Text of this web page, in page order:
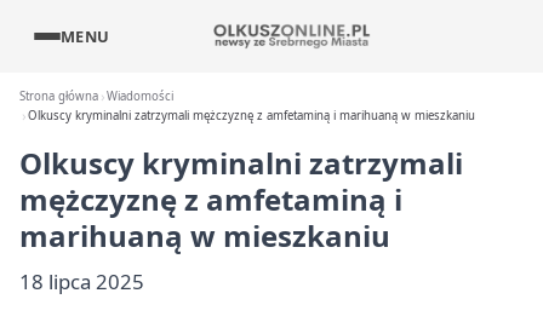
MENU
Strona główna Wiadomości
Olkuscy kryminalni zatrzymali mężczyznę z amfetaminą i marihuaną w mieszkaniu
Olkuscy kryminalni zatrzymali
mężczyznę z amfetaminą i
marihuaną w mieszkaniu
18 lipca 2025